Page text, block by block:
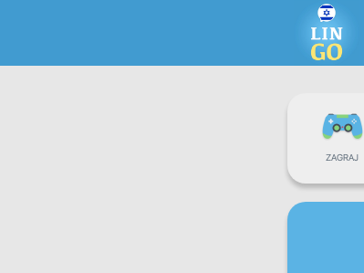
ZAGRAJ